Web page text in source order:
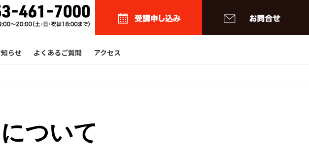
らせ よくあるご質問 アクセス
ついて